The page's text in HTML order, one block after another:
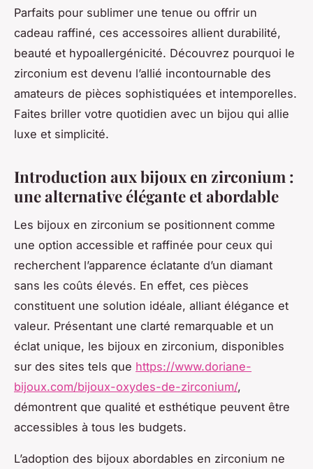
Parfaits pour sublimer une tenue ou offrir un
cadeau raffiné, ces accessoires allient durabilité,
beauté et hypoallergénicité. Découvrez pourquoi le
zirconium est devenu l’allié incontournable des
amateurs de pièces sophistiquées et intemporelles.
Faites briller votre quotidien avec un bijou qui allie
luxe et simplicité.
Introduction aux bijoux en zirconium :
une alternative élégante et abordable
Les bijoux en zirconium se positionnent comme
une option accessible et raffinée pour ceux qui
recherchent l’apparence éclatante d’un diamant
sans les coûts élevés. En effet, ces pièces
constituent une solution idéale, alliant élégance et
valeur. Présentant une clarté remarquable et un
éclat unique, les bijoux en zirconium, disponibles
sur des sites tels que https://www.doriane-
bijoux.com/bijoux-oxydes-de-zirconium/,
démontrent que qualité et esthétique peuvent être
accessibles à tous les budgets.
L’adoption des bijoux abordables en zirconium ne